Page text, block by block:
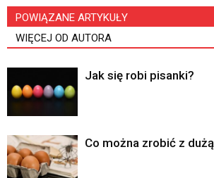
POWIĄZANE ARTYKUŁY
WIĘCEJ OD AUTORA
Jak się robi pisanki?
Co można zrobić z